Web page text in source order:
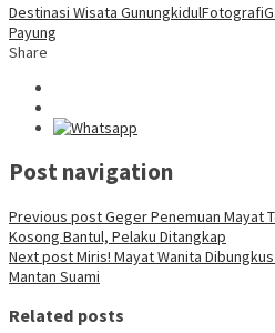
Destinasi Wisata GunungkidulFotografi
Payung
Share
Post navigation
Previous postGeger Penemuan Mayat
Kosong Bantul, Pelaku Ditangkap
Next postMiris! Mayat Wanita
Mantan Suami
Related posts